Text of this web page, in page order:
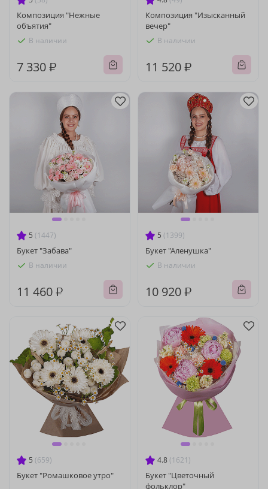
Композиция "Нежные
объятия"
В наличии
7 330 ₽
Композиция "Изысканный
вечер"
В наличии
11 520 ₽
5 (1447)
Букет "Забава"
В наличии
11 460 ₽
5 (1399)
Букет "Аленушка"
В наличии
10 920 ₽
5 (659)
Букет "Ромашковое утро"
4.8 (1621)
Букет "Цветочный
фольклор"